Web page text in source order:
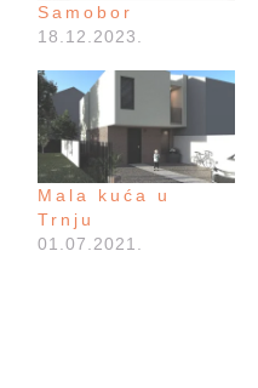
Samobor
18.12.2023.
Mala kuća u
Trnju
01.07.2021.